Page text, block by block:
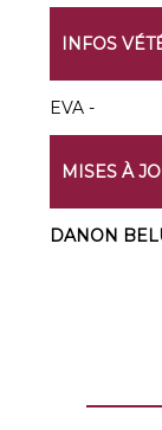
INFOS
EVA -
MISES À
DANON